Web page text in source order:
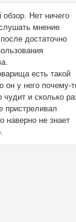
Нет ничего
мнение
достаточно
есть такой
он у него почему-
чудит и сколько
пристреливал
наверно не знает